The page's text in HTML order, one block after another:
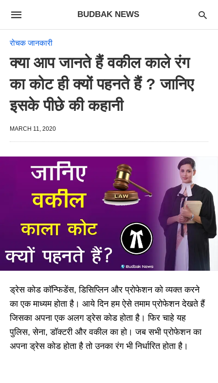
BUDBAK NEWS
रोचक जानकारी
क्या आप जानते हैं वकील काले रंग
का कोट ही क्यों पहनते हैं ? जानिए
इसके पीछे की कहानी
MARCH 11, 2020
ड्रेस कोड कॉन्फिडेंस, डिसिप्लिन और प्रोफेशन को व्यक्त करने
का एक माध्यम होता है। आये दिन हम ऐसे तमाम प्रोफेशन देखते हैं
जिसका अपना एक अलग ड्रेस कोड होता है। फिर चाहे यह
पुलिस, सेना, डॉक्टरी और वकील का हो। जब सभी प्रोफेशन का
अपना ड्रेस कोड होता है तो उनका रंग भी निर्धारित होता है।